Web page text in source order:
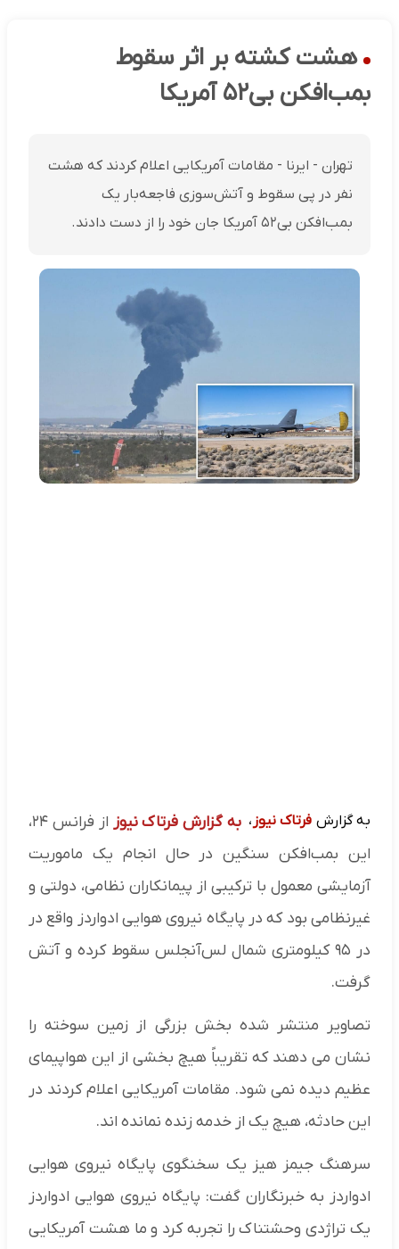
هشت کشته بر اثر سقوط
بمب‌افکن بی۵۲ آمریکا
تهران - ایرنا - مقامات آمریکایی اعلام کردند که هشت
نفر در پی سقوط و آتش‌سوزی فاجعه‌بار یک
بمب‌افکن بی۵۲ آمریکا جان خود را از دست دادند.
به گزارش فرتاک نیوز ، به گزارش فرتاک نیوز
از فرانس ۲۴،
این بمب‌افکن سنگین در حال انجام یک ماموریت
آزمایشی معمول با ترکیبی از پیمانکاران نظامی، دولتی و
غیرنظامی بود که در پایگاه نیروی هوایی ادواردز واقع در
در ۹۵ کیلومتری شمال لس‌آنجلس سقوط کرده و آتش
گرفت.
تصاویر منتشر شده بخش بزرگی از زمین سوخته را
نشان می دهند که تقریباً هیچ بخشی از این هواپیمای
عظیم دیده نمی شود. مقامات آمریکایی اعلام کردند در
این حادثه، هیچ یک از خدمه زنده نمانده اند.
سرهنگ جیمز هیز یک سخنگوی پایگاه نیروی هوایی
ادواردز به خبرنگاران گفت: پایگاه نیروی هوایی ادواردز
یک تراژدی وحشتناک را تجربه کرد و ما هشت آمریکایی